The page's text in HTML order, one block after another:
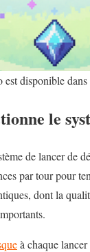
est disponible dans
le
de lancer de
par tour pour
dont la
à chaque